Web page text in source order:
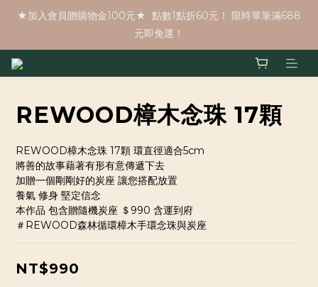
★加入會員贈購物金100元★  點數1點折60元！ 限時單筆滿688
元即免運！
REWOOD樟木念珠 17顆
REWOOD樟木念珠 17顆 環直徑適合5cm
將善的故事藉著有形有意傳遞下去
加贈一個剛剛好的炭座 讓您搭配放置
養氣 修身 堅定信念
本作品 包含贈隨機炭座 ＄990 含運到府
＃REWOOD森林循環樟木手環念珠與炭座
NT$990